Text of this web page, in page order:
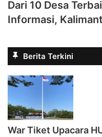
Dari 10 Desa
Informasi,
Berita Terkini
War Tiket Upacara